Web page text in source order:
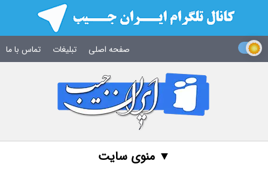
صفحه اصلی تبلیغات تماس با ما
▼ منوی سایت